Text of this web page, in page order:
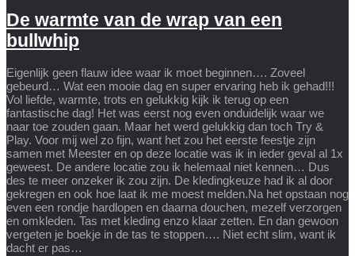
De warmte van de wrap van een
bullwhip
Eigenlijk geen flauw idee waar ik moet beginnen…. Zoveel
gebeurd… Wat een mooie dag en super ervaring heb ik gehad!!!
Vol liefde, warmte, trots en gelukkig kijk ik terug op een
fantastische dag! Het was eerst nog even onduidelijk waar we
naar toe zouden gaan. Maar het werd gelukkig dan toch Try &
Play. Voor mij wel zo fijn, want het zou het eerste feestje zijn
samen met Meester en op deze locatie was ik in ieder geval al 1x
geweest. De andere locatie zou ik helemaal niet kennen… Dus
des te meer onzeker ik zou zijn. De kledingkeuze had ik al door
gekregen en ook hoe laat ik me moest melden.Na het opstaan nog
even een rondje hardlopen en daarna douchen, mezelf verzorgen
en omkleden. Tas met kleding enzo klaar zetten. En dan gewoon
vergeten je boekje in de tas te stoppen…. Niet echt slim, want ik
dacht er pas…